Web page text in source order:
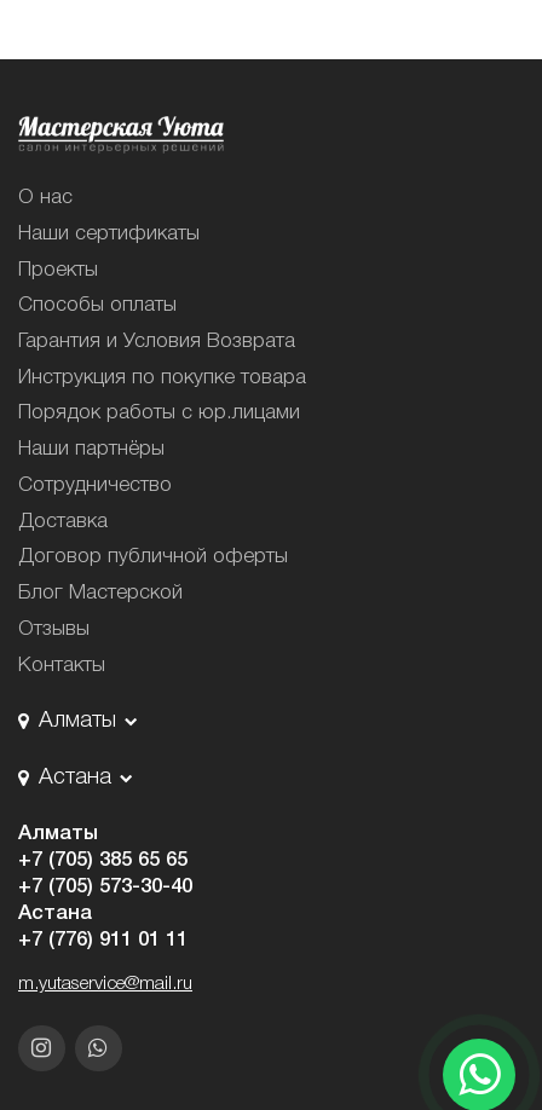
О нас
Наши сертификаты
Проекты
Способы оплаты
Гарантия и Условия Возврата
Инструкция по покупке товара
Порядок работы с юр.лицами
Наши партнёры
Сотрудничество
Доставка
Договор публичной оферты
Блог Мастерской
Отзывы
Контакты
Алматы
Астана
Алматы
+7 (705) 385 65 65
+7 (705) 573-30-40
Астана
+7 (776) 911 01 11
m.yutaservice@mail.ru